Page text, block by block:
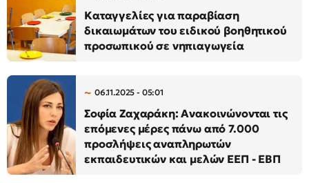
Καταγγελίες για παραβίαση
δικαιωμάτων του ειδικού βοηθητικού
προσωπικού σε νηπιαγωγεία
06.11.2025 - 05:01
Σοφία Ζαχαράκη: Ανακοινώνονται τις
επόμενες μέρες πάνω από 7.000
προσλήψεις αναπληρωτών
εκπαιδευτικών και μελών ΕΕΠ - ΕΒΠ